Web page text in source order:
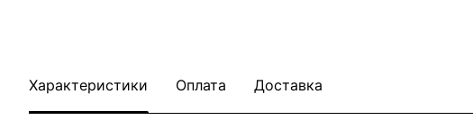
Характеристики Оплата Доставка